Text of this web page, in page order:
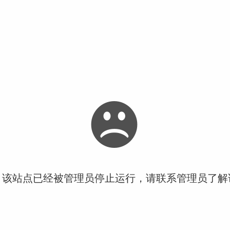
站点已经被管理员停止运行，请联系管理员了